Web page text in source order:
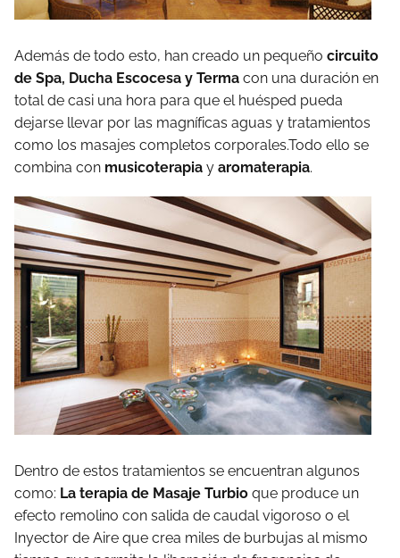
Además de todo esto, han creado un pequeño circuito
de Spa, Ducha Escocesa y Terma con una duración en
total de casi una hora para que el huésped pueda
dejarse llevar por las magníficas aguas y tratamientos
como los masajes completos corporales.Todo ello se
combina con musicoterapia y aromaterapia.
Dentro de estos tratamientos se encuentran algunos
como: La terapia de Masaje Turbio que produce un
efecto remolino con salida de caudal vigoroso o el
Inyector de Aire que crea miles de burbujas al mismo